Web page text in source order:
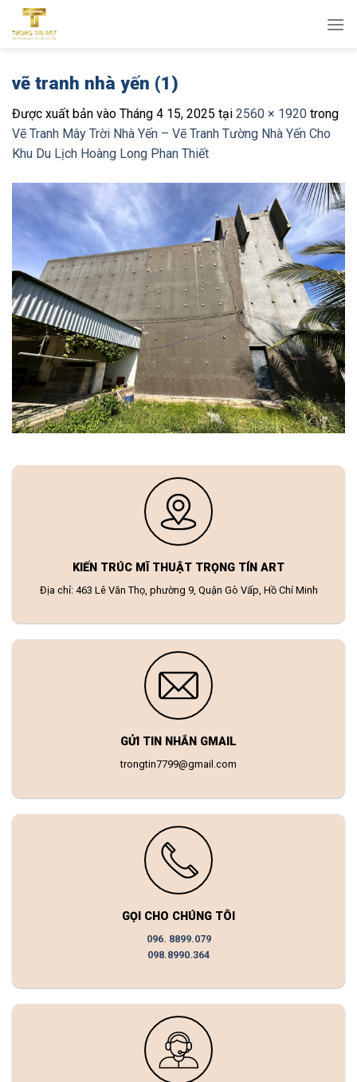
qua
vẽ tranh nhà yến (1)
Được xuất bản vào Tháng 4 15, 2025 tại 2560 × 1920 trong
Vẽ Tranh Mây Trời Nhà Yến – Vẽ Tranh Tường Nhà Yến Cho
Khu Du Lịch Hoàng Long Phan Thiết
KIẾN TRÚC MĨ THUẬT TRỌNG TÍN ART
Địa chỉ: 463 Lê Văn Thọ, phường 9, Quận Gò Vấp, Hồ Chí Minh
GỬI TIN NHẮN GMAIL
trongtin7799@gmail.com
GỌI CHO CHÚNG TÔI
096. 8899.079
098.8990.364